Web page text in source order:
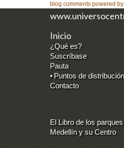
blog comments powered by
Inicio
¿Qué es?
Suscríbase
Pauta
• Puntos de distribución
Contacto
El Libro de los parques
Medellín y su Centro